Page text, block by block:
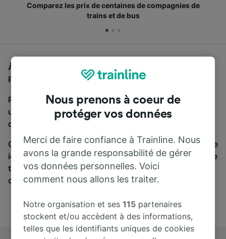
Comparez les prix de centaines de compagnies de
trains et de bus
À la recherche d'un bus de Roma Tuscolana à Lyon
Part-Dieu, vous êtes au bon endroit.
Pour trouver des billets de bus, lancez simplement
une recherche ci-dessus. Nous comparons les temps
de trajets et les prix des voyages, en train et en bus.
Qu’importe votre destination, votre voyage commence
ici. Nous collaborons avec plus de 170 compagnies de
train et de bus. Consultez et achetez vos billets sur
cette page.
Nous prenons à coeur de
protéger vos données
Merci de faire confiance à Trainline. Nous
avons la grande responsabilité de gérer
vos données personnelles. Voici
comment nous allons les traiter.
Notre organisation et ses115 partenaires
stockent et/ou accèdent à des informations,
telles que les identifiants uniques de cookies